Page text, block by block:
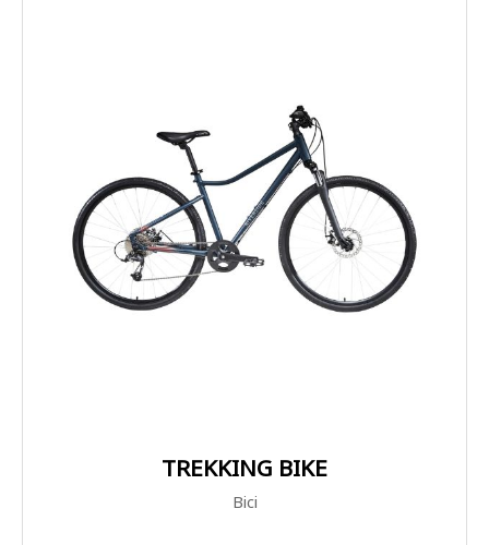
TREKKING BIKE
Bici